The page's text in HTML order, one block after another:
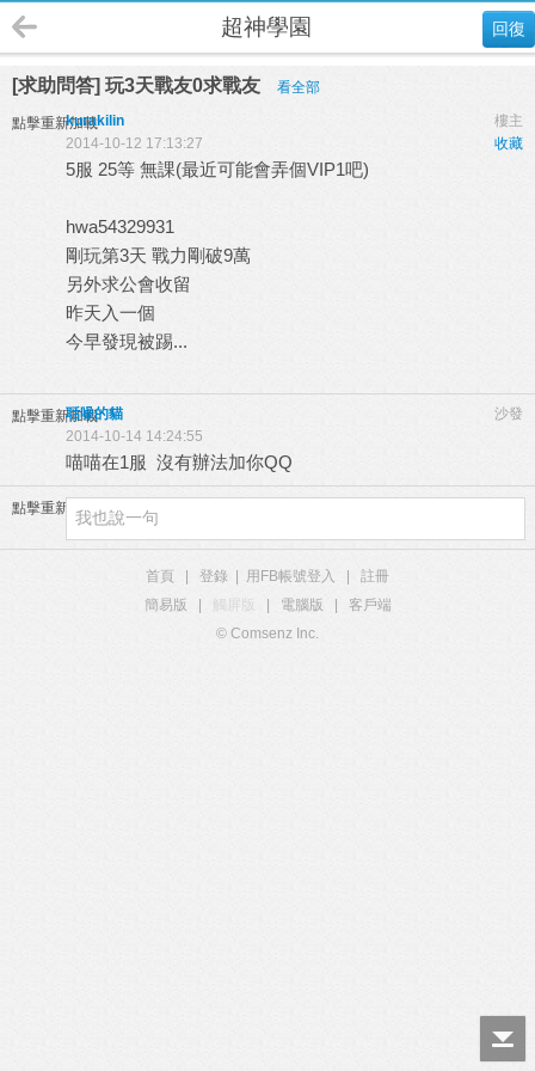
回復
超神學園
[求助問答] 玩3天戰友0求戰友 看全部
點擊重新加載 樓主
kurakilin
收藏
2014-10-12 17:13:27
5服 25等 無課(最近可能會弄個VIP1吧)
hwa54329931
剛玩第3天 戰力剛破9萬
另外求公會收留
昨天入一個
今早發現被踢...
點擊重新加載 沙發
聒噪的貓
2014-10-14 14:24:55
喵喵在1服 沒有辦法加你QQ
點擊重新加載
首頁 登錄 用FB帳號登入
註冊
簡易版
觸屏版 電腦版
客戶端
© Comsenz Inc.